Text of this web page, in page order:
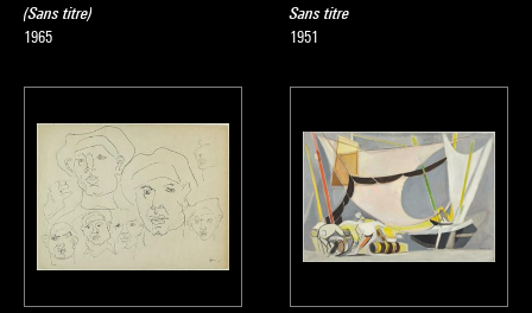
(Sans titre)
1965
Sans titre
1951